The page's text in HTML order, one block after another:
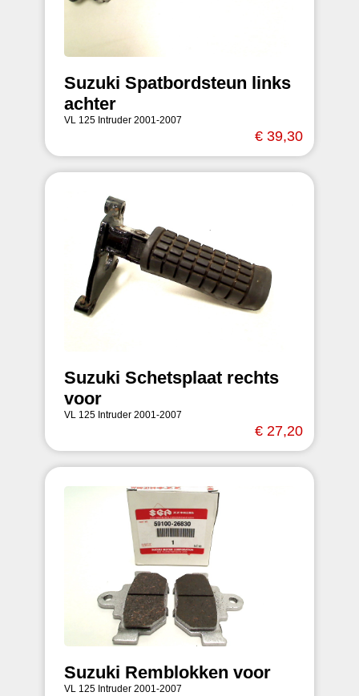
Suzuki Spatbordsteun links
achter
VL 125 Intruder 2001-2007
€ 39,30
Suzuki Schetsplaat rechts
voor
VL 125 Intruder 2001-2007
€ 27,20
Suzuki Remblokken voor
VL 125 Intruder 2001-2007